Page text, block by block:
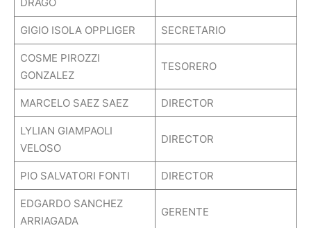
GIGIO ISOLA OPPLIGER SECRETARIO
COSME PIROZZI
GONZALEZ
TESORERO
MARCELO SAEZ SAEZ DIRECTOR
LYLIAN GIAMPAOLI
VELOSO
DIRECTOR
PIO SALVATORI FONTI DIRECTOR
EDGARDO SANCHEZ
ARRIAGADA
GERENTE